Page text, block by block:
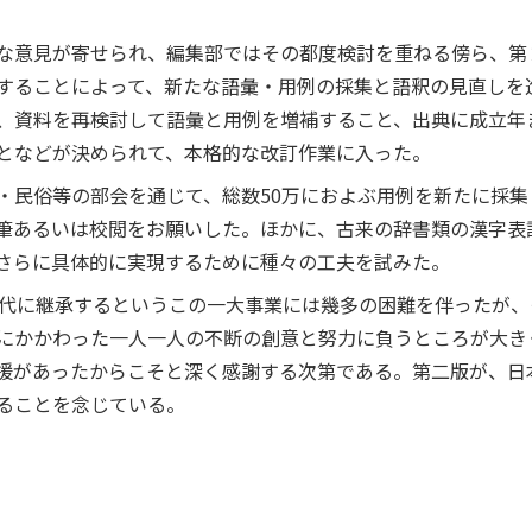
意見が寄せられ、編集部ではその都度検討を重ねる傍ら、
ることによって、新たな語彙・用例の採集と語釈の見直し
資料を再検討して語彙と用例を増補すること、出典に成立
どが決められて、本格的な改訂作業に入った。
民俗等の部会を通じて、総数50万におよぶ用例を新たに採
あるいは校閲をお願いした。ほかに、古来の辞書類の漢字
に具体的に実現するために種々の工夫を試みた。
に継承するというこの一大事業には幾多の困難を伴ったが
かかわった一人一人の不断の創意と努力に負うところが大
があったからこそと深く感謝する次第である。第二版が、
とを念じている。